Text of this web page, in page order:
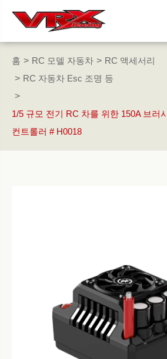
홈 RC 모델 자동차
RC 액세서리
RC 자동차 Esc 조명 등
1/5 규모 전기 RC 차를 위한 150A 브러
컨트롤러 # H0018